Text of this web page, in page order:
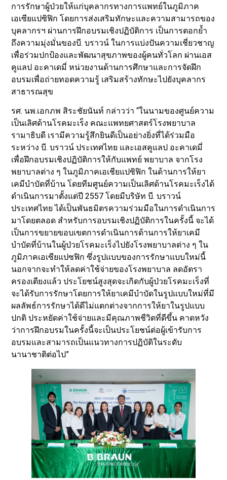
การรักษาผู้ป่วยให้แก่บุคลากรทางการแพทย์ในภูมิภาค
เอเซียแปซิฟิก โดยการส่งเสริมทักษะและความสามารถของ
บุคลากรฯ ผ่านการฝึกอบรมเชิงปฏิบัติการ เป็นการตอกย้ำ
ถึงความมุ่งมั่นของบี. บราวน์ ในการแบ่งปันความเชี่ยวชาญ
เพื่อร่วมปกป้องและพัฒนาสุขภาพของผู้คนทั่วโลก ผ่านเอส
คูแลป อะคาเดมี่ หน่วยงานด้านการศึกษาและการจัดฝึก
อบรมเพื่อถ่ายทอดความรู้ เสริมสร้างทักษะไปยังบุคลากร
สาธารณสุข
รศ. นพ.เอกภพ สิระชัยนันท์ กล่าวว่า “ในนามของศูนย์ความ
เป็นเลิศด้านโรคมะเร็ง คณะแพทยศาสตร์โรงพยาบาล
รามาธิบดี เรามีความรู้สึกยินดีเป็นอย่างยิ่งที่ได้ร่วมมือ
ระหว่าง บี. บราวน์ ประเทศไทย และเอสคูแลป อะคาเดมี่
เพื่อฝึกอบรมเชิงปฏิบัติการให้กับแพทย์ พยาบาล จากโรง
พยาบาลต่าง ๆ ในภูมิภาคเอเชียแปซิฟิก ในด้านการให้ยา
เคมีบำบัดที่บ้าน โดยทีมศูนย์ความเป็นเลิศด้านโรคมะเร็งได้
ดำเนินการมาตั้งแต่ปี 2557 โดยมีบริษัท บี. บราวน์
ประเทศไทย ได้เป็นพันธมิตรความร่วมมือในการดำเนินการ
มาโดยตลอด สำหรับการอบรมเชิงปฏิบัติการในครั้งนี้ จะได้
เป็นการขยายขอบเขตการดำเนินการด้านการให้ยาเคมี
บำบัดที่บ้านในผู้ป่วยโรคมะเร็งไปยังโรงพยาบาลต่าง ๆ ใน
ภูมิภาคเอเซียแปซฟิก ซึ่งรูปแบบของการรักษาแบบใหม่นี้
นอกจากจะทำให้ลดค่าใช้จ่ายของโรงพยาบาล ลดอัตรา
ครองเตียงแล้ว ประโยชน์สูงสุดจะเกิดกับผู้ป่วยโรคมะเร็งที่
จะได้รับการรักษาโดยการให้ยาเคมีบำบัดในรูปแบบใหม่ที่มี
ผลลัพธ์การรักษาได้ดีไม่แตกต่างจากการให้ยาในรูปแบบ
ปกติ ประหยัดค่าใช้จ่ายและมีคุณภาพชีวิตที่ดีขึ้น คาดหวัง
ว่าการฝึกอบรมในครั้งนี้จะเป็นประโยชน์ต่อผู้เข้ารับการ
อบรมและสามารถเป็นแนวทางการปฏิบัติในระดับ
นานาชาติต่อไป”